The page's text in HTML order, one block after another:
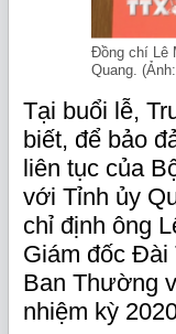
Đồng chí Lê
Quang.
Tại buổi lễ,
biết, để bảo
liên tục của
với Tỉnh ủy
chỉ định ông
Giám đốc Đài
Ban Thường
nhiệm kỳ